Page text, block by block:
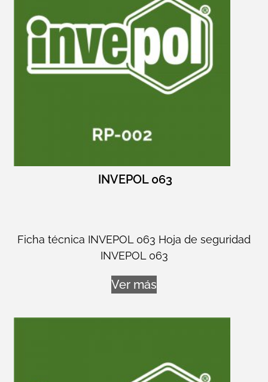
INVEPOL 063
Ficha técnica INVEPOL 063 Hoja de seguridad
INVEPOL 063
Ver más